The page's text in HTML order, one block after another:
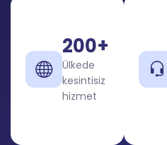
200+
Ülkede
kesintisiz
hizmet